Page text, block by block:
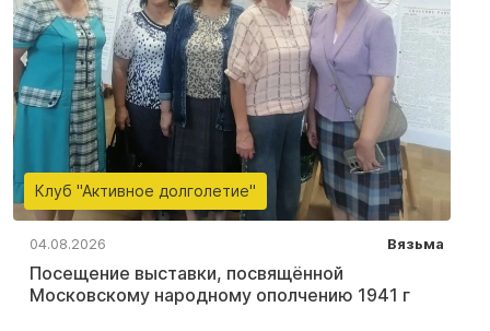
Клуб "Активное долголетие"
04.08.2026 Вязьма
Посещение выставки, посвящённой
Московскому народному ополчению 1941 г